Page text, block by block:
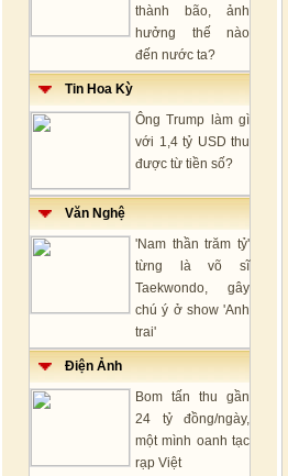
thành bão, ảnh
hưởng thế nào
đến nước ta?
Tin Hoa Kỳ
Ông Trump làm gì
với 1,4 tỷ USD thu
được từ tiền số?
Văn Nghệ
'Nam thần trăm tỷ'
từng là võ sĩ
Taekwondo, gây
chú ý ở show 'Anh
trai'
Điện Ảnh
Bom tấn thu gần
24 tỷ đồng/ngày,
một mình oanh tạc
rạp Việt